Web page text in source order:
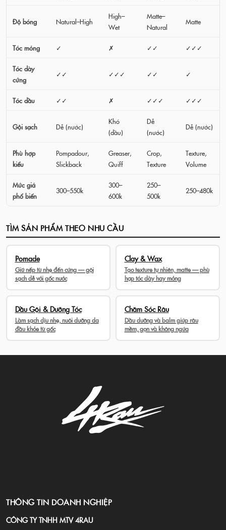
Độ bóng Natural–High
High–
Wet
Matte–
Natural
Matte
Tóc mỏng ✓ ✗ ✓✓ ✓✓✓
Tóc dày
cứng
✓✓ ✓✓✓ ✓✓ ✓
Tóc dầu ✓✓ ✗ ✓✓✓ ✓✓✓
Gội sạch Dễ (nước)
Khó
(dầu)
Dễ
(nước)
Dễ (nước)
Phù hợp
kiểu
Pompadour,
Slickback
Greaser,
Quiff
Crop,
Texture
Texture,
Volume
Mức giá
phổ biến
300–550k
300–
600k
250–
500k
250–480k
TÌM SẢN PHẨM THEO NHU CẦU
Pomade
Giữ nếp từ nhẹ đến cứng — gội
sạch dễ với gốc nước
Clay & Wax
Tạo texture tự nhiên, matte — phù
hợp tóc dày hay mỏng
Dầu Gội & Dưỡng Tóc
Làm sạch dịu nhẹ, nuôi dưỡng da
đầu khỏe từ gốc
Chăm Sóc Râu
Dầu dưỡng và balm giúp râu
mềm, gọn và không ngứa
THÔNG TIN DOANH NGHIỆP
CÔNG TY TNHH MTV 4RAU